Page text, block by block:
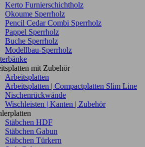
Kerto Furnierschichtholz
Okoume Sperrholz
Pencil Cedar Combi Sperrholz
Pappel Sperrholz
Buche Sperrholz
Modellbau-Sperrholz
mit Zubehör
Arbeitsplatten
Arbeitsplatten | Compactplatten Slim Line
Nischenrückwände
Wischleisten | Kanten | Zubehör
Stäbchen HDF
Stäbchen Gabun
Stäbchen Türkern